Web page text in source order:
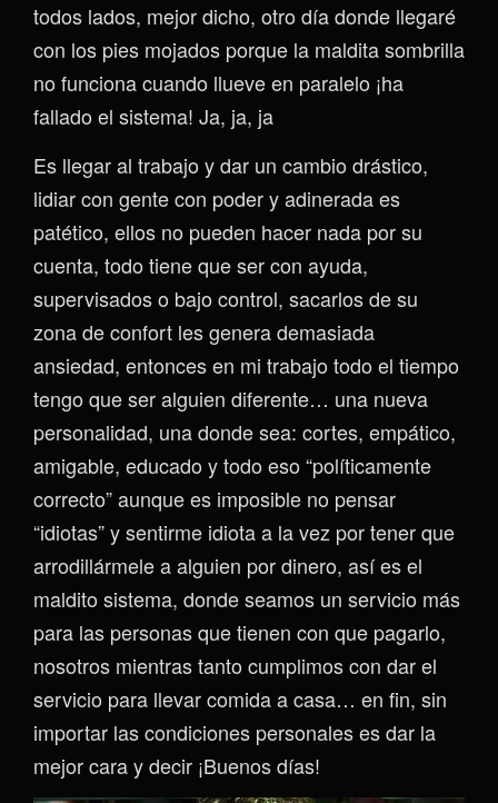
todos lados, mejor dicho, otro día donde llegaré
con los pies mojados porque la maldita sombrilla
no funciona cuando llueve en paralelo ¡ha
fallado el sistema! Ja, ja, ja
Es llegar al trabajo y dar un cambio drástico,
lidiar con gente con poder y adinerada es
patético, ellos no pueden hacer nada por su
cuenta, todo tiene que ser con ayuda,
supervisados o bajo control, sacarlos de su
zona de confort les genera demasiada
ansiedad, entonces en mi trabajo todo el tiempo
tengo que ser alguien diferente… una nueva
personalidad, una donde sea: cortes, empático,
amigable, educado y todo eso “políticamente
correcto” aunque es imposible no pensar
“idiotas” y sentirme idiota a la vez por tener que
arrodillármele a alguien por dinero, así es el
maldito sistema, donde seamos un servicio más
para las personas que tienen con que pagarlo,
nosotros mientras tanto cumplimos con dar el
servicio para llevar comida a casa… en fin, sin
importar las condiciones personales es dar la
mejor cara y decir ¡Buenos días!